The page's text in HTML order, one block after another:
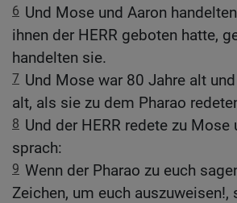
6 Und Mose und Aaron
ihnen der HERR geboten hatte,
handelten sie.
7 Und Mose war 80 Jahre alt
alt, als sie zu dem Pharao
8 Und der HERR redete zu Mose
sprach:
9 Wenn der Pharao zu euch
Zeichen, um euch